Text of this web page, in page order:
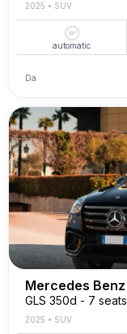
2025 • SUV
automatic
Da
Mercedes Benz
GLS 350d - 7 seats
2025 • SUV